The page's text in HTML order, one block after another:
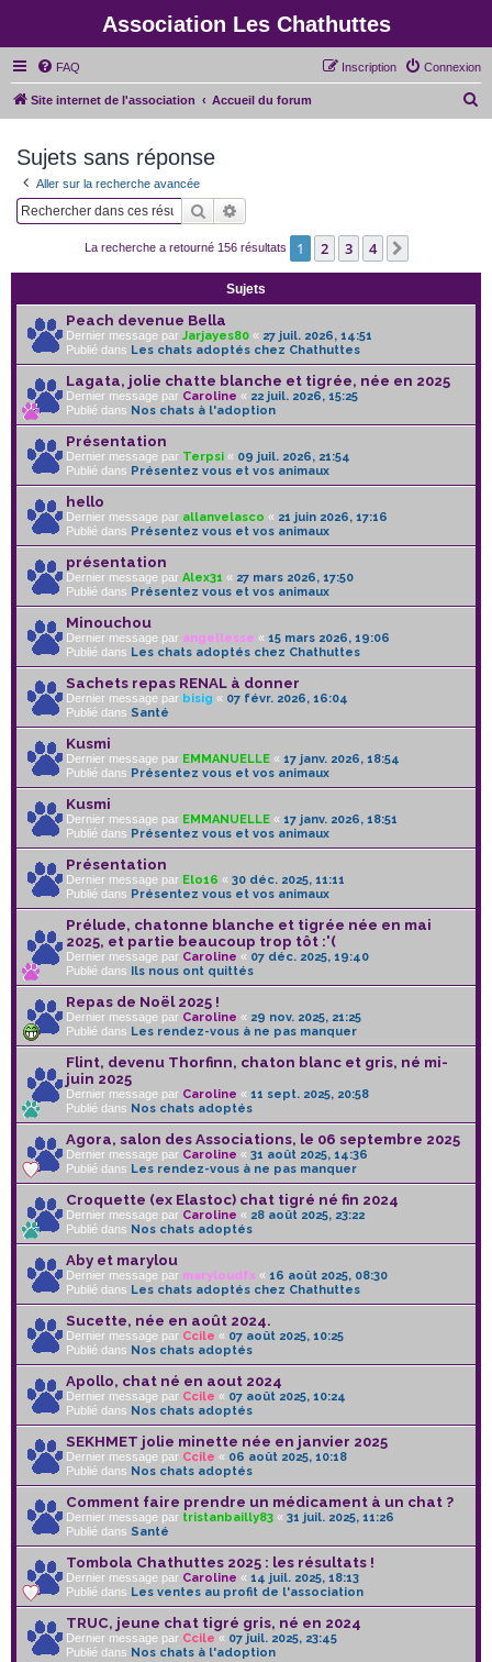
Association Les Chathuttes
FAQ Connexion
Inscription
Site internet de l'association Accueil du forum
Sujets sans réponse
Aller sur la recherche avancée
Rechercher
La recherche a retourné 156 résultats 1 2 3 4
Sujets
Peach devenue Bella
Dernier message par Jarjayes80 « 27 juil. 2026, 14:51
Publié dans Les chats adoptés chez Chathuttes
Lagata, jolie chatte blanche et tigrée, née en 2025
Dernier message par Caroline « 22 juil. 2026, 15:25
Publié dans Nos chats à l'adoption
Présentation
Dernier message par Terpsi « 09 juil. 2026, 21:54
Publié dans Présentez vous et vos animaux
hello
Dernier message par allanvelasco « 21 juin 2026, 17:16
Publié dans Présentez vous et vos animaux
présentation
Dernier message par Alex31 « 27 mars 2026, 17:50
Publié dans Présentez vous et vos animaux
Minouchou
Dernier message par angellesse « 15 mars 2026, 19:06
Publié dans Les chats adoptés chez Chathuttes
Sachets repas RENAL à donner
Dernier message par bisig « 07 févr. 2026, 16:04
Publié dans Santé
Kusmi
Dernier message par EMMANUELLE « 17 janv. 2026, 18:54
Publié dans Présentez vous et vos animaux
Kusmi
Dernier message par EMMANUELLE « 17 janv. 2026, 18:51
Publié dans Présentez vous et vos animaux
Présentation
Dernier message par Elo16 « 30 déc. 2025, 11:11
Publié dans Présentez vous et vos animaux
Prélude, chatonne blanche et tigrée née en mai
2025, et partie beaucoup trop tôt :'(
Dernier message par Caroline « 07 déc. 2025, 19:40
Publié dans Ils nous ont quittés
Repas de Noël 2025 !
Dernier message par Caroline « 29 nov. 2025, 21:25
Publié dans Les rendez-vous à ne pas manquer
Flint, devenu Thorfinn, chaton blanc et gris, né mi-
juin 2025
Dernier message par Caroline « 11 sept. 2025, 20:58
Publié dans Nos chats adoptés
Agora, salon des Associations, le 06 septembre 2025
Dernier message par Caroline « 31 août 2025, 14:36
Publié dans Les rendez-vous à ne pas manquer
Croquette (ex Elastoc) chat tigré né fin 2024
Dernier message par Caroline « 28 août 2025, 23:22
Publié dans Nos chats adoptés
Aby et marylou
Dernier message par maryloudfx « 16 août 2025, 08:30
Publié dans Les chats adoptés chez Chathuttes
Sucette, née en août 2024.
Dernier message par Ccile « 07 août 2025, 10:25
Publié dans Nos chats adoptés
Apollo, chat né en aout 2024
Dernier message par Ccile « 07 août 2025, 10:24
Publié dans Nos chats adoptés
SEKHMET jolie minette née en janvier 2025
Dernier message par Ccile « 06 août 2025, 10:18
Publié dans Nos chats adoptés
Comment faire prendre un médicament à un chat ?
Dernier message par tristanbailly83 « 31 juil. 2025, 11:26
Publié dans Santé
Tombola Chathuttes 2025 : les résultats !
Dernier message par Caroline « 14 juil. 2025, 18:13
Publié dans Les ventes au profit de l'association
TRUC, jeune chat tigré gris, né en 2024
Dernier message par Ccile « 07 juil. 2025, 23:45
Publié dans Nos chats à l'adoption